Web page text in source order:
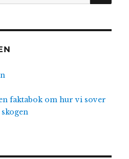
faktabok om hur vi sover